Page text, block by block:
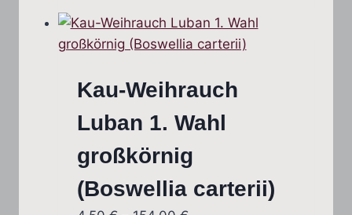
der
Produktseite
Kau-Weihrauch
Luban 1. Wahl
großkörnig
(Boswellia carterii)